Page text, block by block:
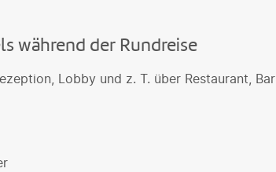
während der Rundreise
Lobby und z. T. über Restaurant, Bar